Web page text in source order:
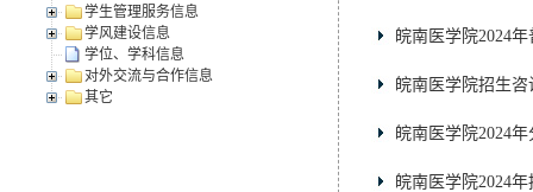
学生管理服务信息
学风建设信息
学位、学科信息
对外交流与合作信息
其它
皖南医学院2024
皖南医学院招生咨
皖南医学院2024
皖南医学院2024